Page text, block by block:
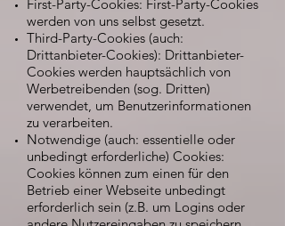
First-Party-Cookies: First-Party-Cookies
werden von uns selbst gesetzt.
Third-Party-Cookies (auch:
Drittanbieter-Cookies): Drittanbieter-
Cookies werden hauptsächlich von
Werbetreibenden (sog. Dritten)
verwendet, um Benutzerinformationen
zu verarbeiten.
Notwendige (auch: essentielle oder
unbedingt erforderliche) Cookies:
Cookies können zum einen für den
Betrieb einer Webseite unbedingt
erforderlich sein (z.B. um Logins oder